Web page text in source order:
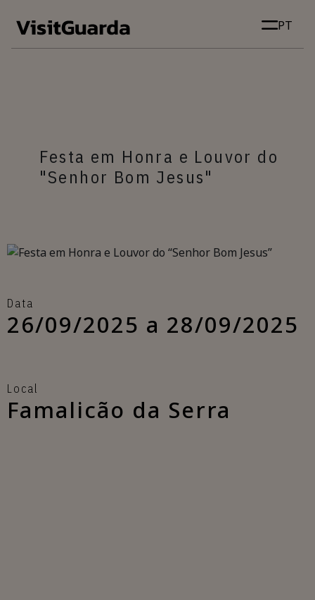
PT
Festa em Honra e Louvor do
"Senhor Bom Jesus"
Data
26/09/2025 a 28/09/2025
Local
Famalicão da Serra